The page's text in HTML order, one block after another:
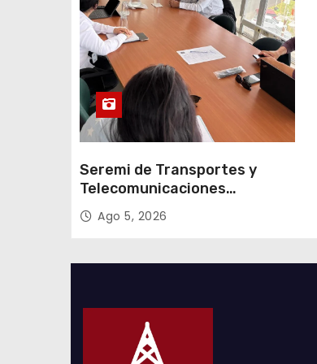
a
d
a
s
Seremi de Transportes y
Telecomunicaciones
encabezó primera mesa de
coordinación para el retiro de
Ago 5, 2026